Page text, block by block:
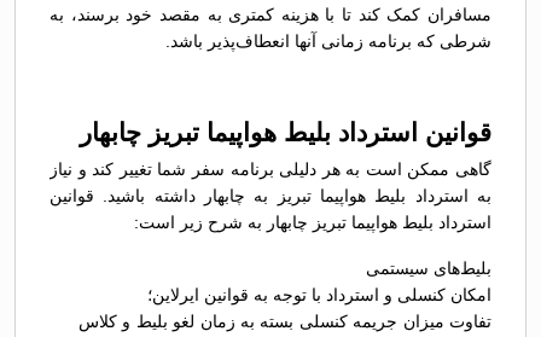
مسافران کمک کند تا با هزینه کمتری به مقصد خود برسند، به
شرطی که برنامه زمانی آنها انعطاف‌پذیر باشد.
قوانین استرداد بلیط هواپیما تبریز چابهار
گاهی ممکن است به هر دلیلی برنامه سفر شما تغییر کند و نیاز
به استرداد بلیط هواپیما تبریز به چابهار داشته باشید. قوانین
استرداد بلیط هواپیما تبریز چابهار به شرح زیر است:
بلیط‌های سیستمی
امکان کنسلی و استرداد با توجه به قوانین ایرلاین؛
تفاوت میزان جریمه کنسلی بسته به زمان لغو بلیط و کلاس